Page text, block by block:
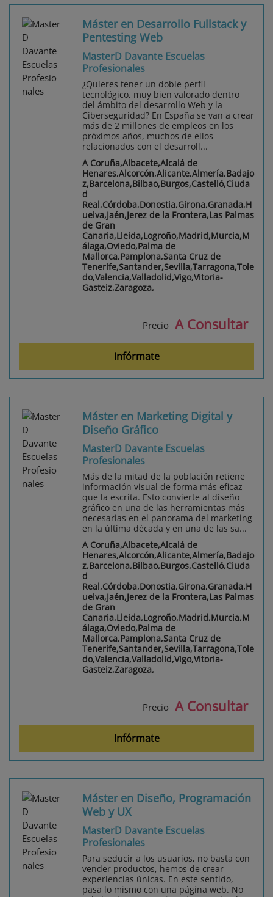
Máster en Desarrollo Fullstack y
Pentesting Web
MasterD Davante Escuelas
Profesionales
¿Quieres tener un doble perfil
tecnológico, muy bien valorado dentro
del ámbito del desarrollo Web y la
Ciberseguridad? En España se van a crear
más de 2 millones de empleos en los
próximos años, muchos de ellos
relacionados con el desarroll...
A Coruña,Albacete,Alcalá de
Henares,Alcorcón,Alicante,Almería,Badajo
z,Barcelona,Bilbao,Burgos,Castelló,Ciuda
d
Real,Córdoba,Donostia,Girona,Granada,H
uelva,Jaén,Jerez de la Frontera,Las Palmas
de Gran
Canaria,Lleida,Logroño,Madrid,Murcia,M
álaga,Oviedo,Palma de
Mallorca,Pamplona,Santa Cruz de
Tenerife,Santander,Sevilla,Tarragona,Tole
do,Valencia,Valladolid,Vigo,Vitoria-
Gasteiz,Zaragoza,
Precio A Consultar
Infórmate
Máster en Marketing Digital y
Diseño Gráfico
MasterD Davante Escuelas
Profesionales
Más de la mitad de la población retiene
información visual de forma más eficaz
que la escrita. Esto convierte al diseño
gráfico en una de las herramientas más
necesarias en el panorama del marketing
en la última década y en una de las sa...
A Coruña,Albacete,Alcalá de
Henares,Alcorcón,Alicante,Almería,Badajo
z,Barcelona,Bilbao,Burgos,Castelló,Ciuda
d
Real,Córdoba,Donostia,Girona,Granada,H
uelva,Jaén,Jerez de la Frontera,Las Palmas
de Gran
Canaria,Lleida,Logroño,Madrid,Murcia,M
álaga,Oviedo,Palma de
Mallorca,Pamplona,Santa Cruz de
Tenerife,Santander,Sevilla,Tarragona,Tole
do,Valencia,Valladolid,Vigo,Vitoria-
Gasteiz,Zaragoza,
Precio A Consultar
Infórmate
Máster en Diseño, Programación
Web y UX
MasterD Davante Escuelas
Profesionales
Para seducir a los usuarios, no basta con
vender productos, hemos de crear
experiencias únicas. En este sentido,
pasa lo mismo con una página web. No